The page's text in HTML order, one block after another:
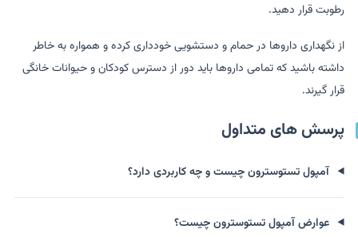
رطوبت قرار دهید.
از نگهداری داروها در حمام و دستشویی خودداری کرده و همواره به خاطر
داشته باشید که تمامی داروها باید دور از دسترس کودکان و حیوانات خانگی
قرار گیرند.
پرسش های متداول
آمپول تستوسترون چیست و چه کاربردی دارد؟
عوارض آمپول تستوسترون چیست؟